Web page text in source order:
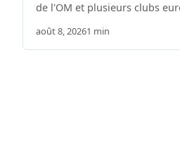
de l'OM et plusieurs clubs
août 8, 20261 min